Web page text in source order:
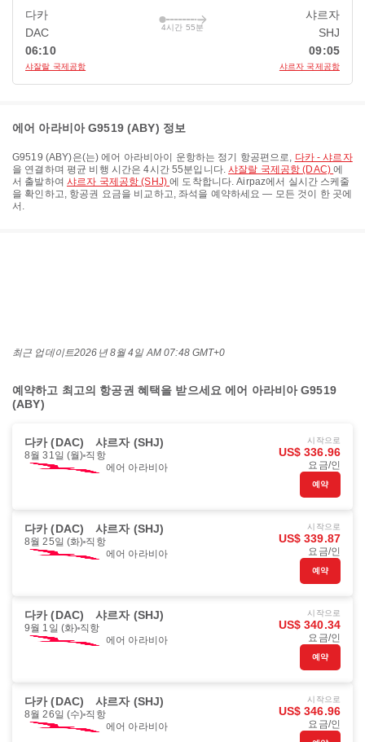
다카
DAC
06:10
샤잘랄 국제공항
4시간 55분
샤르자
SHJ
09:05
샤르자 국제공항
에어 아라비아 G9519 (ABY) 정보
G9519 (ABY)은(는)에어 아라비아이 운항하는 정기 항공편으로, 다카 - 샤르자
을 연결하며 평균 비행 시간은4시간 55분입니다.샤잘랄 국제공항 (DAC)에
서 출발하여 샤르자 국제공항 (SHJ)에 도착합니다. Airpaz에서 실시간 스케줄
을 확인하고, 항공권 요금을 비교하고, 좌석을 예약하세요 — 모든 것이 한 곳에
서.
최근 업데이트2026년 8월 4일 AM 07:48 GMT+0
예약하고 최고의 항공권 혜택을 받으세요 에어 아라비아 G9519
(ABY)
다카 (DAC) 샤르자 (SHJ)
8월 31일 (월) 직항
에어 아라비아
시작으로
US$ 336.96
요금/인
예약
다카 (DAC) 샤르자 (SHJ)
8월 25일 (화) 직항
에어 아라비아
시작으로
US$ 339.87
요금/인
예약
다카 (DAC) 샤르자 (SHJ)
9월 1일 (화) 직항
에어 아라비아
시작으로
US$ 340.34
요금/인
예약
다카 (DAC) 샤르자 (SHJ)
8월 26일 (수) 직항
에어 아라비아
시작으로
US$ 346.96
요금/인